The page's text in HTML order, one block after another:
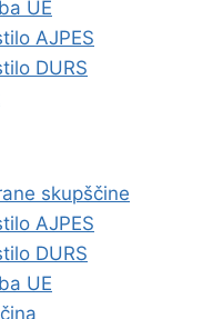
UE
AJPES
DURS
skupščine
AJPES
DURS
UE